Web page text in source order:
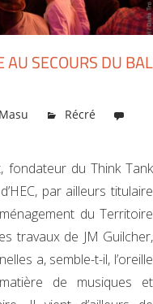
SECOURS DU BAL
Récré
fondateur du Think Tank
par ailleurs titulaire
du Territoire
travaux de JM Guilcher,
a, semble-t-il, l’oreille
de musiques et